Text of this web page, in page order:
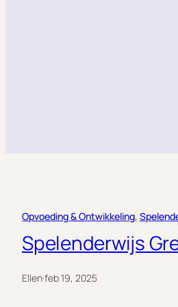
Opvoeding & Ontwikkeling,
Spelenderwijs
Ellen·feb 19, 2025